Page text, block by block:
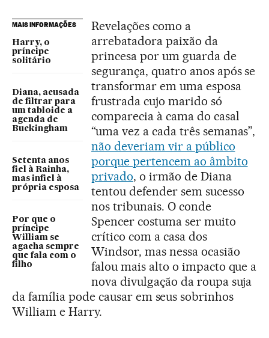
MAIS INFORMAÇÕES
Harry, o
príncipe
solitário
Diana, acusada
de filtrar para
um tabloide a
agenda de
Buckingham
Setenta anos
fiel à Rainha,
mas infiel à
própria esposa
Por que o
príncipe
William se
agacha sempre
que fala com o
filho
Revelações como a
arrebatadora paixão da
princesa por um guarda de
segurança, quatro anos após se
transformar em uma esposa
frustrada cujo marido só
comparecia à cama do casal
“uma vez a cada três semanas”,
não deveriam vir a público
porque pertencem ao âmbito
privado, o irmão de Diana
tentou defender sem sucesso
nos tribunais. O conde
Spencer costuma ser muito
crítico com a casa dos
Windsor, mas nessa ocasião
falou mais alto o impacto que a
nova divulgação da roupa suja
da família pode causar em seus sobrinhos
William e Harry.